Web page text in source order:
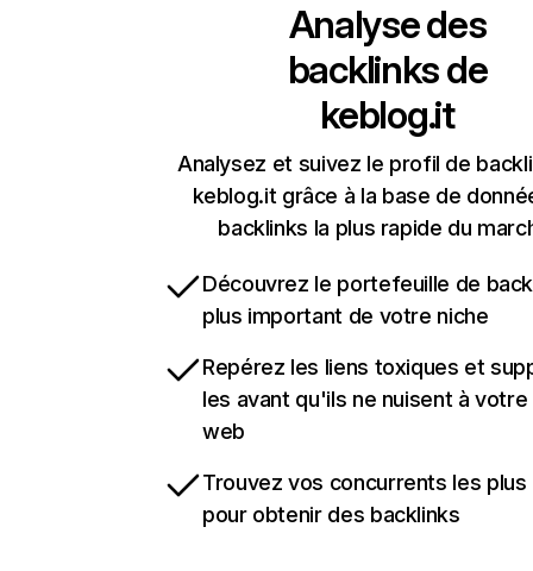
Analyse des
backlinks de
keblog.it
Analysez et suivez le profil de
keblog.it grâce à la base de
backlinks la plus rapide du
Découvrez le portefeuille de
plus important de votre niche
Repérez les liens toxiques et
les avant qu'ils ne nuisent à
web
Trouvez vos concurrents les
pour obtenir des backlinks